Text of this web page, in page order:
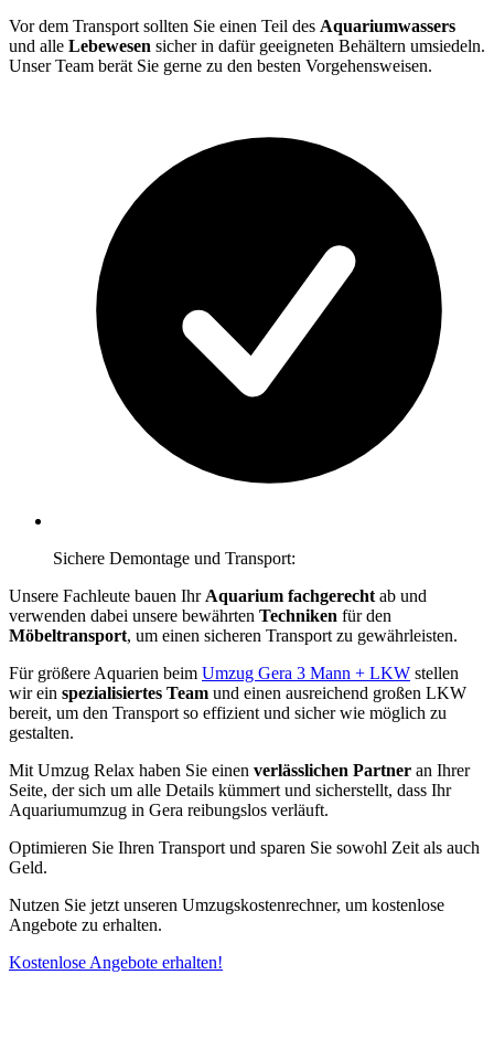
Vor dem Transport sollten Sie einen Teil des Aquariumwassers
und alle Lebewesen sicher in dafür geeigneten Behältern umsiedeln.
Unser Team berät Sie gerne zu den besten Vorgehensweisen.
Sichere Demontage und Transport:
Unsere Fachleute bauen Ihr Aquarium fachgerecht ab und
verwenden dabei unsere bewährten Techniken für den
Möbeltransport, um einen sicheren Transport zu gewährleisten.
Für größere Aquarien beim Umzug Gera 3 Mann + LKW stellen
wir ein spezialisiertes Team und einen ausreichend großen LKW
bereit, um den Transport so effizient und sicher wie möglich zu
gestalten.
Mit Umzug Relax haben Sie einen verlässlichen Partner an Ihrer
Seite, der sich um alle Details kümmert und sicherstellt, dass Ihr
Aquariumumzug in Gera reibungslos verläuft.
Optimieren Sie Ihren Transport und sparen Sie sowohl Zeit als auch
Geld.
Nutzen Sie jetzt unseren Umzugskostenrechner, um kostenlose
Angebote zu erhalten.
Kostenlose Angebote erhalten!